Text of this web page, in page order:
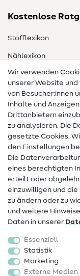
Kostenlose
Stofflexikon
Nählexikon
Nähanleitungen
Hilfe & Kontakt
Kontakt
Infos zum
Widerrufsrecht
Beliebt
Stoffe
Sale
Schnittmuster
Wir verwenden
unserer Website
von Besucher:innen
Inhalte und
Drittanbietern
zu analysieren. Die
gesetzte Cookies.
den Einstellungen
Die
eines berechtigten
erteilt oder
einzuwilligen und
zu ändern oder zu
und weitere
Daten in unserer
Essenziell
Statistik
Marketing
Externe Medien